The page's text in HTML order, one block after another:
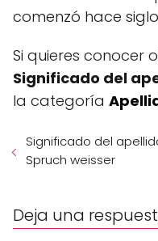
comenzó hace
Si quieres conocer
Significado del
la categoría
Significado del
Spruch weisser
Deja una